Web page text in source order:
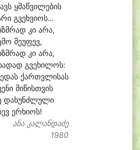
ყმაწვილების
რი გვეხვიოს...
რად კი არა,
მო მეუფევ,
რად კი არა,
დად გვეხილოს:
დას ქართვლისას
ნი მიწისთვის
დახუნძლული
ერხიოს!
ანა კალანდაძე
1980